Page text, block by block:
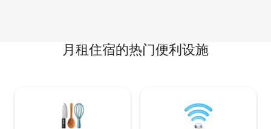
月租住宿的热门便利设施